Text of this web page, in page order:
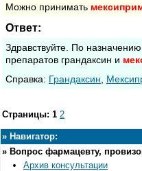
Можно принимать
Ответ:
Здравствуйте. По
препаратов грандаксин и
Cправка: Грандаксин
Страницы: 1 2
» Навигатор:
» Вопрос фармацевту,
Архив консультации